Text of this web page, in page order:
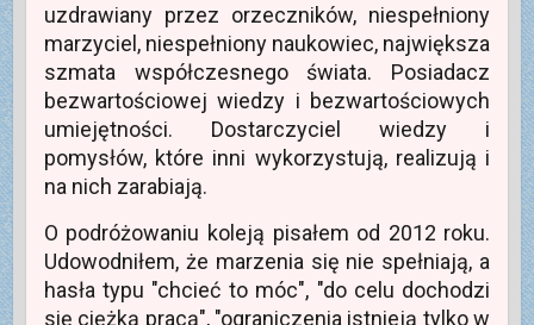
uzdrawiany przez orzeczników, niespełniony
marzyciel, niespełniony naukowiec, największa
szmata współczesnego świata. Posiadacz
bezwartościowej wiedzy i bezwartościowych
umiejętności. Dostarczyciel wiedzy i
pomysłów, które inni wykorzystują, realizują i
na nich zarabiają.
O podróżowaniu koleją pisałem od 2012 roku.
Udowodniłem, że marzenia się nie spełniają, a
hasła typu "chcieć to móc", "do celu dochodzi
się ciężką pracą", "ograniczenia istnieją tylko w